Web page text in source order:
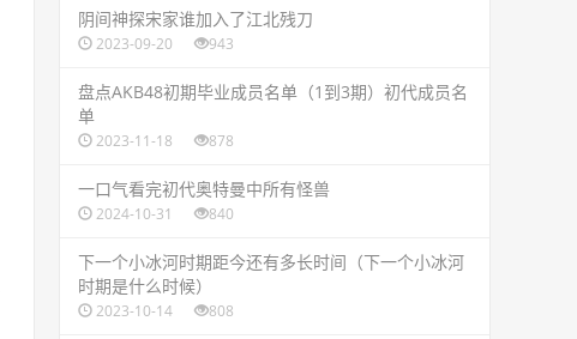
​阴间神探宋家谁加入了江北残刀
2023-09-20 943
​盘点AKB48初期毕业成员名单（1到3期）初代成员名
单
2023-11-18 878
​一口气看完初代奥特曼中所有怪兽
2024-10-31 840
​下一个小冰河时期距今还有多长时间（下一个小冰河
时期是什么时候）
2023-10-14 808